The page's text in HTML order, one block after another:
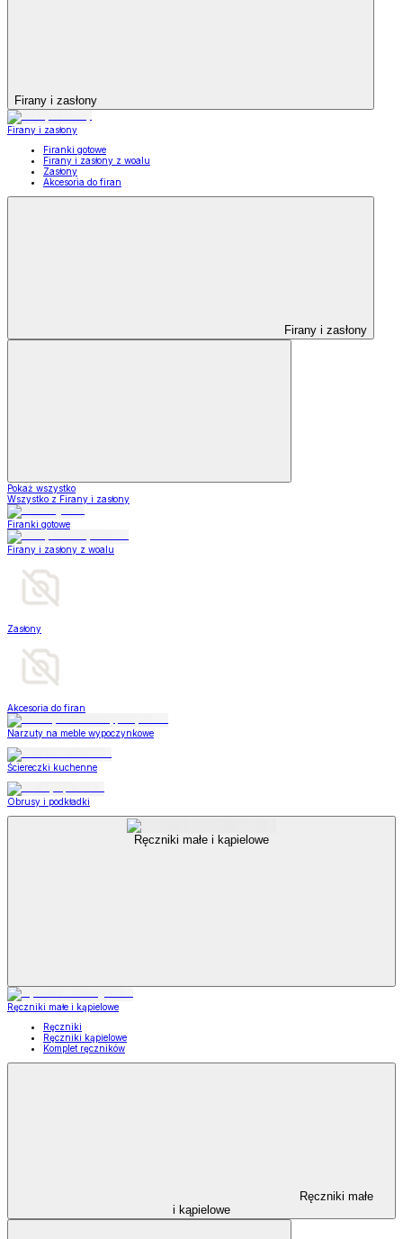
Firany i zasłony
Firany i zasłony
Firanki gotowe
Firany i zasłony z woalu
Zasłony
Akcesoria do firan
Firany i zasłony
Pokaż wszystko
Wszystko z Firany i zasłony
Firanki gotowe
Firany i zasłony z woalu
Zasłony
Akcesoria do firan
Narzuty na meble wypoczynkowe
Ściereczki kuchenne
Obrusy i podkładki
Ręczniki małe i kąpielowe
Ręczniki małe i kąpielowe
Ręczniki
Ręczniki kąpielowe
Komplet ręczników
Ręczniki małe
i kąpielowe